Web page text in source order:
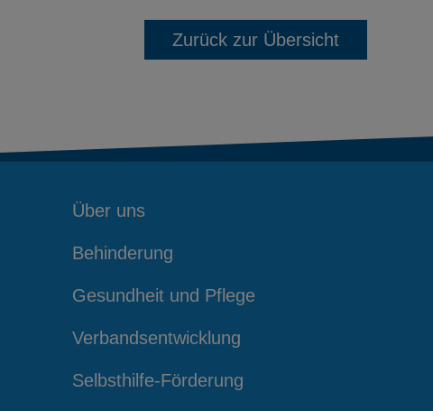
Zurück zur Übersicht
Über uns
Behinderung
Gesundheit und Pflege
Verbandsentwicklung
Selbsthilfe-Förderung